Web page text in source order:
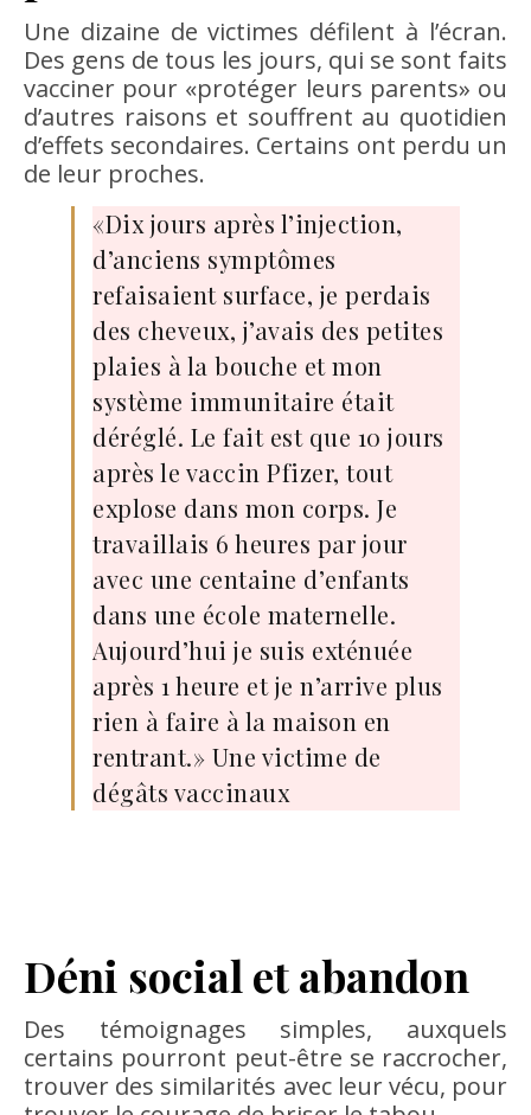
Une dizaine de victimes défilent à l’écran.
Des gens de tous les jours, qui se sont faits
vacciner pour «protéger leurs parents» ou
d’autres raisons et souffrent au quotidien
d’effets secondaires. Certains ont perdu un
de leur proches.
«Dix jours après l’injection,
d’anciens symptômes
refaisaient surface, je perdais
des cheveux, j’avais des petites
plaies à la bouche et mon
système immunitaire était
déréglé. Le fait est que 10 jours
après le vaccin Pfizer, tout
explose dans mon corps. Je
travaillais 6 heures par jour
avec une centaine d’enfants
dans une école maternelle.
Aujourd’hui je suis exténuée
après 1 heure et je n’arrive plus
rien à faire à la maison en
rentrant.» Une victime de
dégâts vaccinaux
Déni social et abandon
Des témoignages simples, auxquels
certains pourront peut-être se raccrocher,
trouver des similarités avec leur vécu, pour